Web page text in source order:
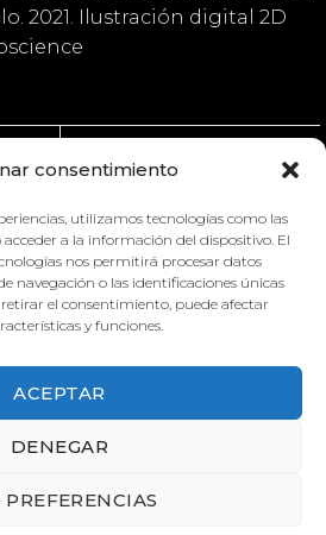
consentimiento
utilizamos tecnologías como las
a la información del dispositivo. El
nos permitirá procesar datos
navegación o las identificaciones únicas
el consentimiento, puede afectar
y funciones.
ACEPTAR
DENEGAR
PREFERENCIAS
2021. Ilustración digital 2D